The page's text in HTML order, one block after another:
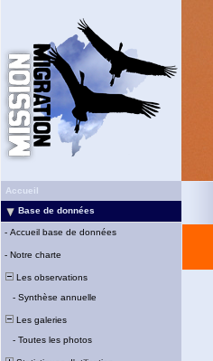
Accueil
Base de données
- Accueil base de données
- Notre charte
Les observations
- Synthèse annuelle
Les galeries
- Toutes les photos